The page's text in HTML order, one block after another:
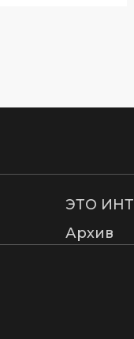
ЭТО
Архив